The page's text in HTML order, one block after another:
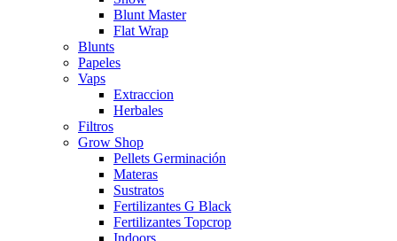
Blunt Master
Flat Wrap
Blunts
Papeles
Vaps
Extraccion
Herbales
Filtros
Grow Shop
Pellets Germinación
Materas
Sustratos
Fertilizantes G Black
Fertilizantes Topcrop
Indoors